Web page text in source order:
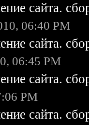
сайта.
06:40 PM
сайта.
06:45 PM
сайта.
PM
сайта.